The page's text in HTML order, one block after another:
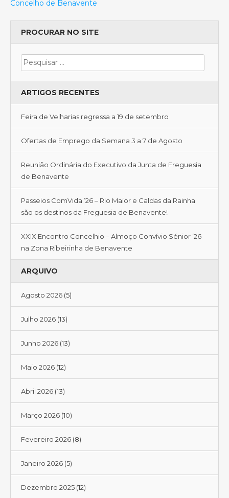
Concelho de Benavente
PROCURAR NO SITE
ARTIGOS RECENTES
Feira de Velharias regressa a 19 de setembro
Ofertas de Emprego da Semana 3 a 7 de Agosto
Reunião Ordinária do Executivo da Junta de Freguesia
de Benavente
Passeios ComVida ’26 – Rio Maior e Caldas da Rainha
são os destinos da Freguesia de Benavente!
XXIX Encontro Concelhio – Almoço Convívio Sénior ’26
na Zona Ribeirinha de Benavente
ARQUIVO
Agosto 2026 (5)
Julho 2026 (13)
Junho 2026 (13)
Maio 2026 (12)
Abril 2026 (13)
Março 2026 (10)
Fevereiro 2026 (8)
Janeiro 2026 (5)
Dezembro 2025 (12)